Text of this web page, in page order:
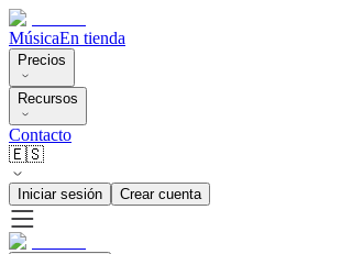
MúsicaEn tienda
Precios
Recursos
Contacto
🇪🇸
Iniciar sesión Crear cuenta